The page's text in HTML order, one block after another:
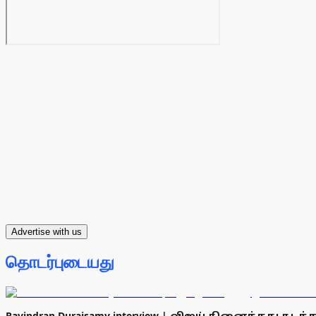
Advertise with us
தொடர்புடையது